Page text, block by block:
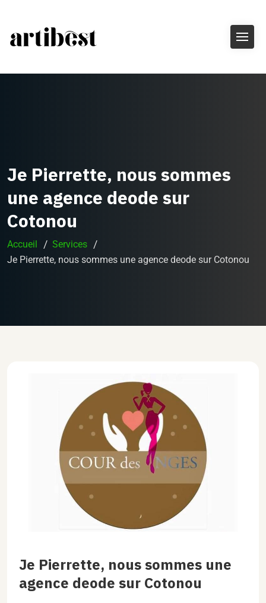
Je Pierrette, nous sommes
une agence deode sur
Cotonou
Accueil
Services
Je Pierrette, nous sommes une agence deode sur Cotonou
Je Pierrette, nous sommes une
agence deode sur Cotonou